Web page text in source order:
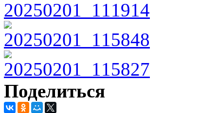
Поделиться